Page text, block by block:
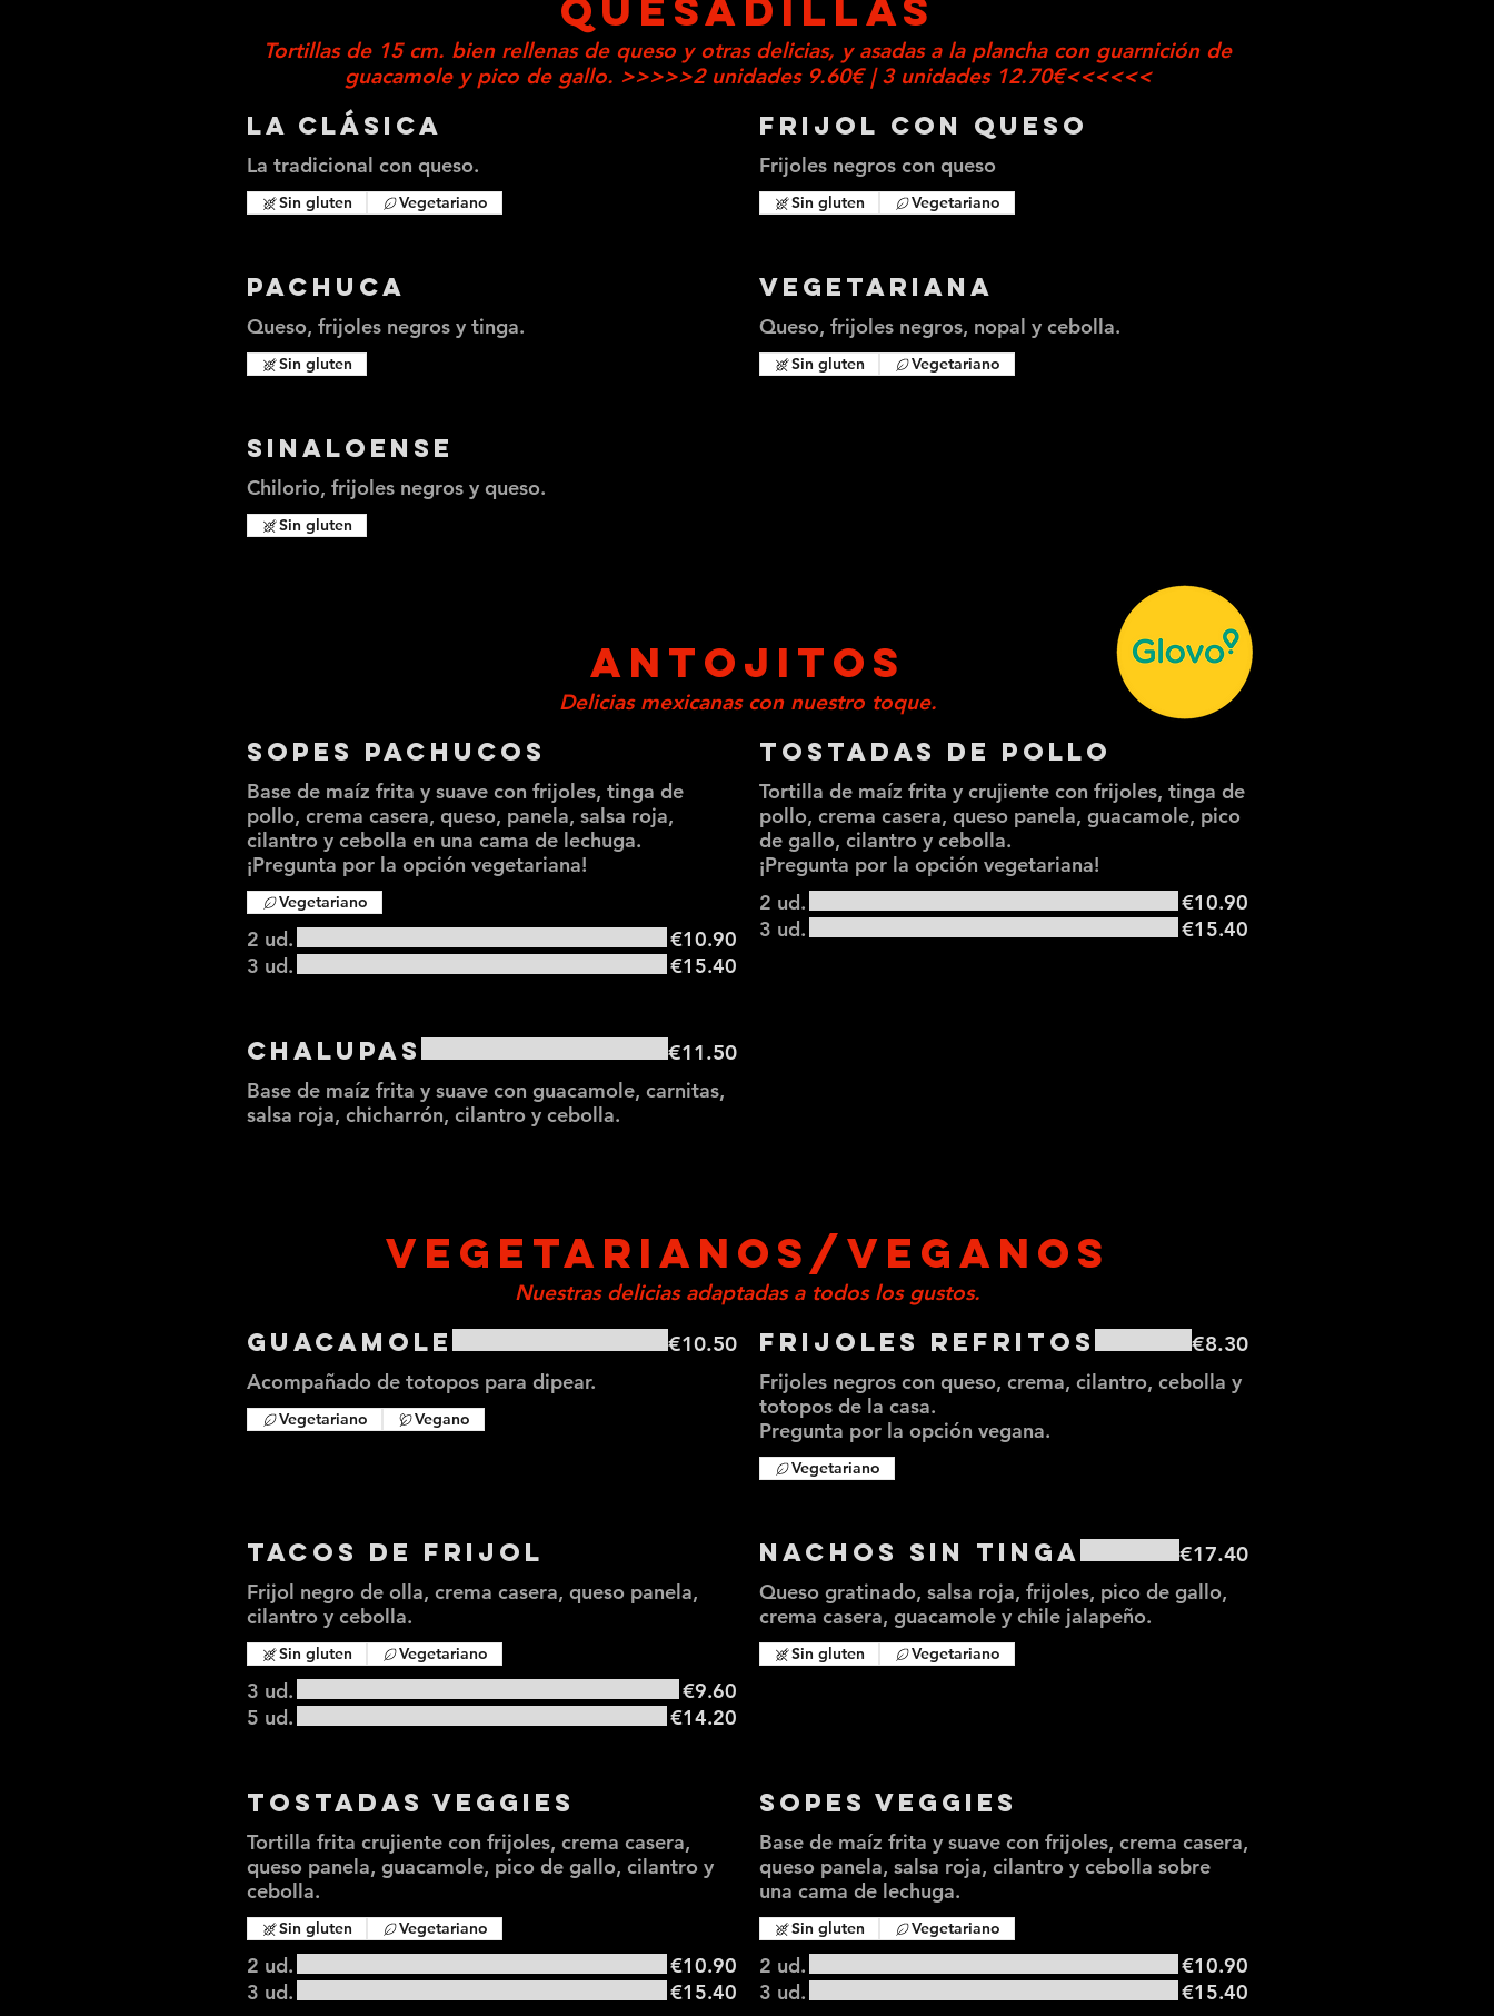
QUESADILLAS
Tortillas de 15 cm. bien rellenas de queso y otras delicias, y asadas a la plancha con guarnición de
guacamole y pico de gallo. >>>>>2 unidades 9.60€ | 3 unidades 12.70€<<<<<<
La Clásica
La tradicional con queso.
Sin gluten Vegetariano
Frijol con Queso
Frijoles negros con queso
Sin gluten Vegetariano
Pachuca
Queso, frijoles negros y tinga.
Sin gluten
Vegetariana
Queso, frijoles negros, nopal y cebolla.
Sin gluten Vegetariano
Sinaloense
Chilorio, frijoles negros y queso.
Sin gluten
ANTOJITOS
Delicias mexicanas con nuestro toque.
Sopes Pachucos
Base de maíz frita y suave con frijoles, tinga de
pollo, crema casera, queso, panela, salsa roja,
cilantro y cebolla en una cama de lechuga.
¡Pregunta por la opción vegetariana!
2 ud.
€10.90
3 ud.
€15.40
Vegetariano
Tostadas de Pollo
Tortilla de maíz frita y crujiente con frijoles, tinga de
pollo, crema casera, queso panela, guacamole, pico
de gallo, cilantro y cebolla.
¡Pregunta por la opción vegetariana!
2 ud.
€10.90
3 ud.
€15.40
Chalupas
Base de maíz frita y suave con guacamole, carnitas,
salsa roja, chicharrón, cilantro y cebolla.
€11.50
VEGETARIANOS/VEGANOS
Nuestras delicias adaptadas a todos los gustos.
Guacamole
Acompañado de totopos para dipear.
€10.50
Vegetariano Vegano
Frijoles Refritos
Frijoles negros con queso, crema, cilantro, cebolla y
totopos de la casa.
Pregunta por la opción vegana.
€8.30
Vegetariano
Tacos de Frijol
Frijol negro de olla, crema casera, queso panela,
cilantro y cebolla.
3 ud.
€9.60
5 ud.
€14.20
Sin gluten Vegetariano
Nachos sin tinga
Queso gratinado, salsa roja, frijoles, pico de gallo,
crema casera, guacamole y chile jalapeño.
€17.40
Sin gluten Vegetariano
Tostadas Veggies
Tortilla frita crujiente con frijoles, crema casera,
queso panela, guacamole, pico de gallo, cilantro y
cebolla.
2 ud.
€10.90
3 ud.
€15.40
Sin gluten Vegetariano
Sopes Veggies
Base de maíz frita y suave con frijoles, crema casera,
queso panela, salsa roja, cilantro y cebolla sobre
una cama de lechuga.
2 ud.
€10.90
3 ud.
€15.40
Sin gluten Vegetariano